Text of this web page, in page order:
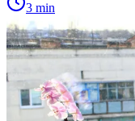
3 min